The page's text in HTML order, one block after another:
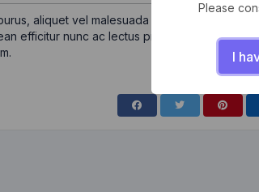
aliquet vel malesuada egestas, iaculis ut
efficitur nunc ac lectus pretium, ut semper
Please
I